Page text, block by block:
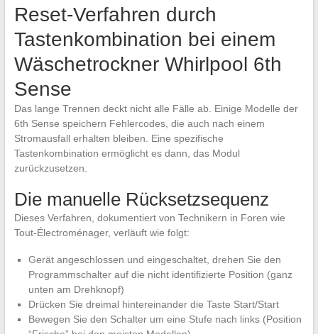
Reset-Verfahren durch
Tastenkombination bei einem
Wäschetrockner Whirlpool 6th
Sense
Das lange Trennen deckt nicht alle Fälle ab. Einige Modelle der
6th Sense speichern Fehlercodes, die auch nach einem
Stromausfall erhalten bleiben. Eine spezifische
Tastenkombination ermöglicht es dann, das Modul
zurückzusetzen.
Die manuelle Rücksetzsequenz
Dieses Verfahren, dokumentiert von Technikern in Foren wie
Tout-Électroménager, verläuft wie folgt:
Gerät angeschlossen und eingeschaltet, drehen Sie den
Programmschalter auf die nicht identifizierte Position (ganz
unten am Drehknopf)
Drücken Sie dreimal hintereinander die Taste Start/Start
Bewegen Sie den Schalter um eine Stufe nach links (Position